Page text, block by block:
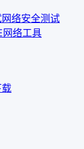
网络安全测试
网络工具